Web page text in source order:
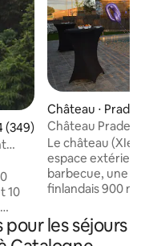
moyenne sur la
(349)
10
Château ⋅ Pradell
Château Pradell
Lleida
Le château (XIe
espace extérieur
barbecue, une
finlandais 900 m2
accès principal,
manger, salle
les séjours